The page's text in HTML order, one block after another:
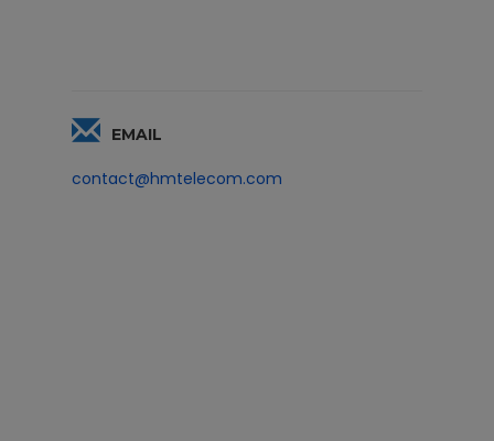
EMAIL
contact@hmtelecom.com